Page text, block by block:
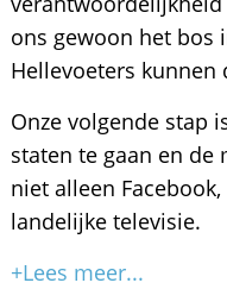
ons gewoon het bos
Hellevoeters kunnen
Onze volgende stap
staten te gaan en de
niet alleen
landelijke televisie.
+Lees meer...